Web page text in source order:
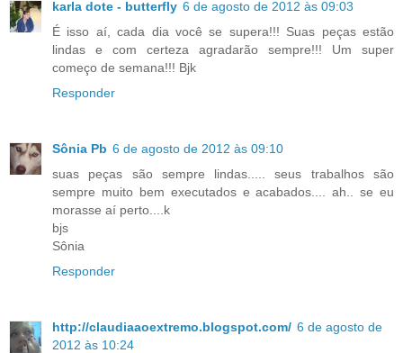
karla dote - butterfly 6 de agosto de 2012 às 09:03
É isso aí, cada dia você se supera!!! Suas peças estão
lindas e com certeza agradarão sempre!!! Um super
começo de semana!!! Bjk
Responder
Sônia Pb 6 de agosto de 2012 às 09:10
suas peças são sempre lindas..... seus trabalhos são
sempre muito bem executados e acabados.... ah.. se eu
morasse aí perto....k
bjs
Sônia
Responder
http://claudiaaoextremo.blogspot.com/ 6 de agosto de
2012 às 10:24